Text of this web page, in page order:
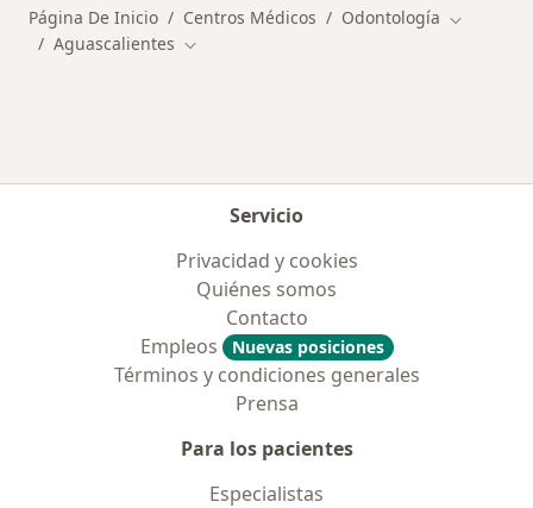
Página De Inicio Centros Médicos Odontología Cambiar
Aguascalientes Cambiar de ciudad
Servicio
Privacidad y cookies
Quiénes somos
Contacto
Empleos
Nuevas posiciones
Términos y condiciones generales
Prensa
Para los pacientes
Especialistas